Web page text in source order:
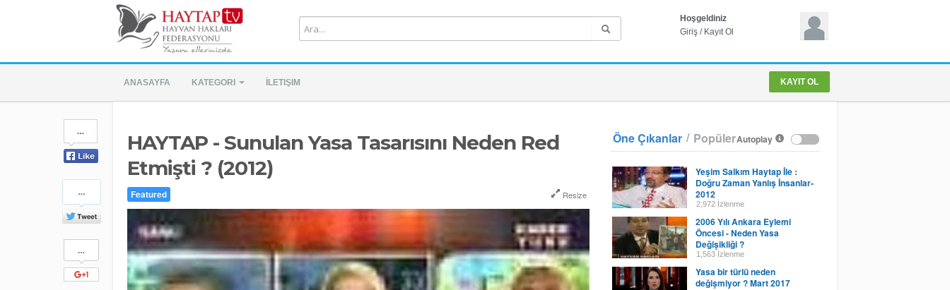
Hoşgeldiniz
Giriş/ Kayıt Ol
ANASAYFA KATEGORI İLETIŞIM KAYIT OL
on
Facebook
Share
on
Twitter
Share
on
Google+
HAYTAP - Sunulan Yasa Tasarısını Neden Red
Etmişti ? (2012)
Featured Resize
Autoplay
Öne Çıkanlar / Popüler
Yeşim Salkım Haytap İle :
Doğru Zaman Yanlış İnsanlar-
2012
2,972 İzlenme
2006 Yılı Ankara Eylemi
Öncesi - Neden Yasa
Değişikliği ?
1,563 İzlenme
Yasa bir türlü neden
değişmiyor ? Mart 2017